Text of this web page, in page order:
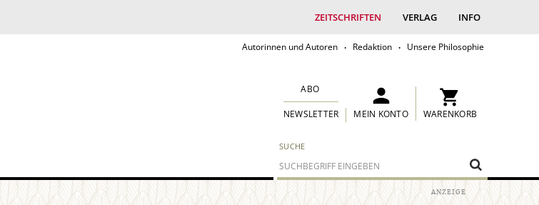
ZEITSCHRIFTEN VERLAG INFO
Autorinnen und Autoren Redaktion Unsere Philosophie
SUCHE
ABO
NEWSLETTER MEIN KONTO WARENKORB